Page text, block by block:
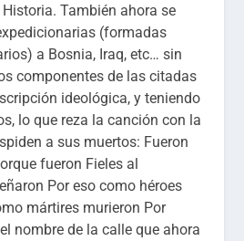
También ahora se
(formadas
a Bosnia, Iraq, etc… sin
componentes de las citadas
ideológica, y teniendo
lo que reza la canción con la
a sus muertos: Fueron
fueron Fieles al
Por eso como héroes
mártires murieron Por
nombre de la calle que ahora